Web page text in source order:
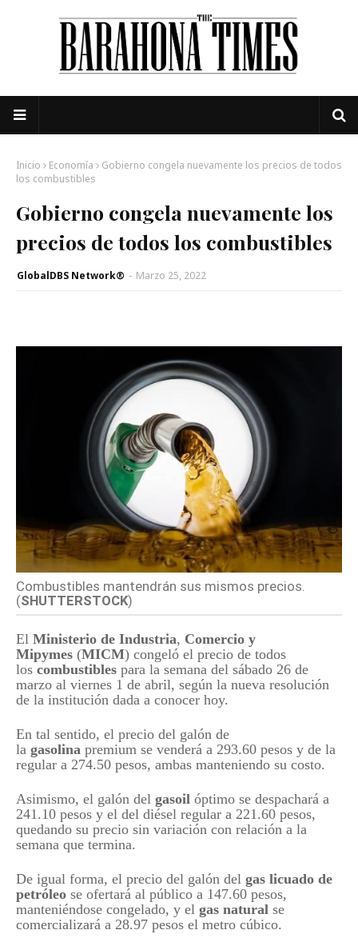
Inicio Economía
Gobierno congela nuevamente los precios de todos
los combustibles
Gobierno congela nuevamente los
precios de todos los combustibles
GlobalDBS Network® - Marzo 25, 2022
Combustibles mantendrán sus mismos precios.
(SHUTTERSTOCK)
El Ministerio de Industria, Comercio y
Mipymes (MICM) congeló el precio de todos
los combustibles para la semana del sábado 26 de
marzo al viernes 1 de abril, según la nueva resolución
de la institución dada a conocer hoy.
En tal sentido, el precio del galón de
la gasolina premium se venderá a 293.60 pesos y de la
regular a 274.50 pesos, ambas manteniendo su costo.
Asimismo, el galón del gasoil óptimo se despachará a
241.10 pesos y el del diésel regular a 221.60 pesos,
quedando su precio sin variación con relación a la
semana que termina.
De igual forma, el precio del galón del gas licuado de
petróleo se ofertará al público a 147.60 pesos,
manteniéndose congelado, y el gas natural se
comercializará a 28.97 pesos el metro cúbico.